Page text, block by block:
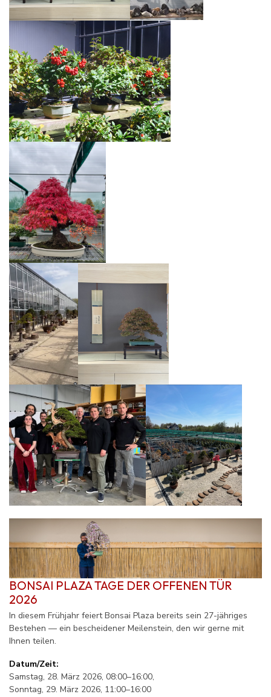
BONSAI PLAZATAGE DER OFFENEN TÜR
2026
In diesem Frühjahr feiert Bonsai Plaza bereits sein 27-jähriges
Bestehen — ein bescheidener Meilenstein, den wir gerne mit
Ihnen teilen.
Datum/Zeit:
Samstag, 28. März 2026, 08:00–16:00,
Sonntag, 29. März 2026, 11:00–16:00